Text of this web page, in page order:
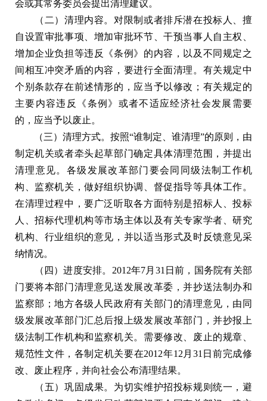
会或其常务委员会提出清理建议。
（二）清理内容。对限制或者排斥潜在投标人、擅
自设置审批事项、增加审批环节、干预当事人自主权、
增加企业负担等违反《条例》的内容，以及不同规定之
间相互冲突矛盾的内容，要进行全面清理。有关规定中
个别条款存在前述情形的，应当予以修改；有关规定的
主要内容违反《条例》或者不适应经济社会发展需要
的，应当予以废止。
（三）清理方式。按照“谁制定、谁清理”的原则，由
制定机关或者牵头起草部门确定具体清理范围，并提出
清理意见。各级发展改革部门要会同同级法制工作机
构、监察机关，做好组织协调、督促指导等具体工作。
在清理过程中，要广泛听取各方面特别是招标人、投标
人、招标代理机构等市场主体以及有关专家学者、研究
机构、行业组织的意见，并以适当形式及时反馈意见采
纳情况。
（四）进度安排。2012年7月31日前，国务院有关部
门要将本部门清理意见送发展改革委，并抄送法制办和
监察部；地方各级人民政府有关部门的清理意见，由同
级发展改革部门汇总后报上级发展改革部门，并抄报上
级法制工作机构和监察机关。需要修改、废止的规章、
规范性文件，各制定机关要在2012年12月31日前完成修
改、废止程序，并向社会公布清理结果。
（五）巩固成果。为切实维护招投标规则统一，避